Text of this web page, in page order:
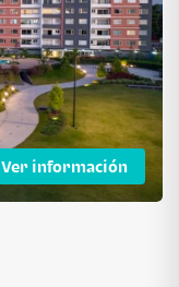
Ver información